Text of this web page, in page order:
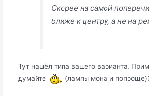
Скорее на самой
ближе к центру, а не на
Тут нашёл типа вашего варианта.
думайте
(лампы мона и